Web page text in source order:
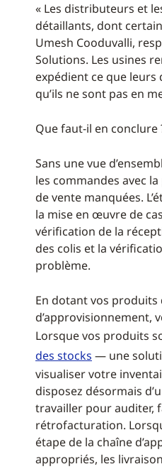
« Les distributeurs et
détaillants, dont
Umesh Cooduvalli,
Solutions. Les usines
expédient ce que leurs
qu’ils ne sont pas en
Que faut-il en conclure
Sans une vue
les commandes avec
de vente manquées.
la mise en œuvre de
vérification de la
des colis et la
problème.
En dotant vos
d’approvisionnement,
Lorsque vos produits
des stocks — une
visualiser votre
disposez désormais
travailler pour auditer,
rétrofacturation.
étape de la chaîne
appropriés, les